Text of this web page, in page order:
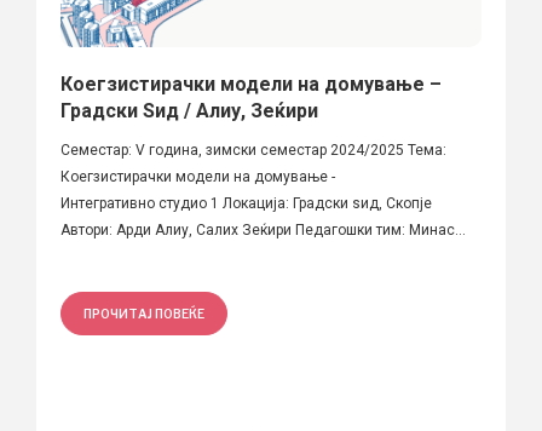
Коегзистирачки модели на домување –
Градски Ѕид / Алиу, Зеќири
Семестар: V година, зимски семестар 2024/2025 Тема:
Коегзистирачки модели на домување -
Интегративно студио 1 Локација: Градски ѕид, Скопје
Автори: Арди Алиу, Салих Зеќири Педагошки тим: Минас...
ПРОЧИТАЈ ПОВЕЌЕ